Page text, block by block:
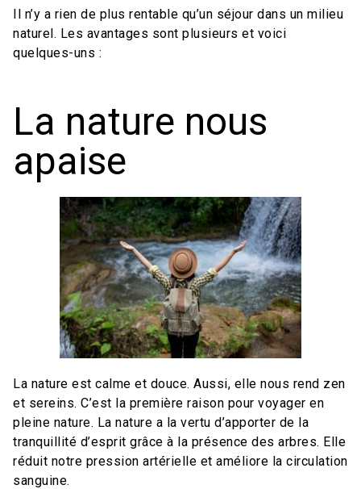
Il n’y a rien de plus rentable qu’un séjour dans un milieu
naturel. Les avantages sont plusieurs et voici
quelques-uns :
La nature nous
apaise
La nature est calme et douce. Aussi, elle nous rend zen
et sereins. C’est la première raison pour voyager en
pleine nature. La nature a la vertu d’apporter de la
tranquillité d’esprit grâce à la présence des arbres. Elle
réduit notre pression artérielle et améliore la circulation
sanguine.